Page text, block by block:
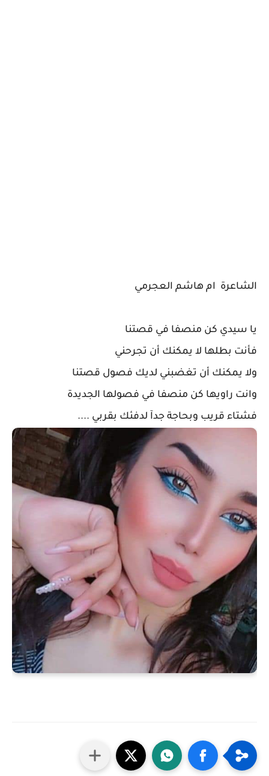
الشاعرة ام هاشم العجرمي
يا سيدي كن منصفا في قصتنا
فأنت بطلها لا يمكنك أن تجرحني
ولا يمكنك أن تغضبني لديك فصول قصتنا
وانت راويها كن منصفا في فصولها الجديدة
فشتاء قريب وبحاجة جدآ لدفئك بقربي ....